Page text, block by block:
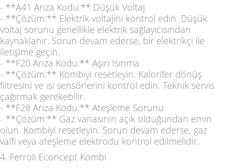
- **A41 Arıza Kodu:** Düşük Voltaj
- **Çözüm:** Elektrik voltajını kontrol edin. Düşük
voltaj sorunu genellikle elektrik sağlayıcısından
kaynaklanır. Sorun devam ederse, bir elektrikçi ile
iletişime geçin.
- **F20 Arıza Kodu:** Aşırı Isınma
- **Çözüm:** Kombiyi resetleyin. Kalorifer dönüş
filtresini ve ısı sensörlerini kontrol edin. Teknik servis
çağırmak gerekebilir.
- **F28 Arıza Kodu:** Ateşleme Sorunu
- **Çözüm:** Gaz vanasının açık olduğundan emin
olun. Kombiyi resetleyin. Sorun devam ederse, gaz
valfi veya ateşleme elektrodu kontrol edilmelidir.
4. Ferroli Econcept Kombi